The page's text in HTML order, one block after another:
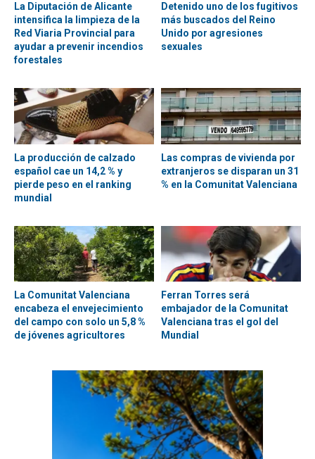
La Diputación de Alicante
intensifica la limpieza de la
Red Viaria Provincial para
ayudar a prevenir incendios
forestales
Detenido uno de los fugitivos
más buscados del Reino
Unido por agresiones
sexuales
La producción de calzado
español cae un 14,2 % y
pierde peso en el ranking
mundial
Las compras de vivienda por
extranjeros se disparan un 31
% en la Comunitat Valenciana
La Comunitat Valenciana
encabeza el envejecimiento
del campo con solo un 5,8 %
de jóvenes agricultores
Ferran Torres será
embajador de la Comunitat
Valenciana tras el gol del
Mundial